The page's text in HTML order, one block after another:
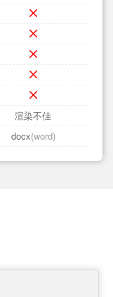
渲染不佳
docx(word)